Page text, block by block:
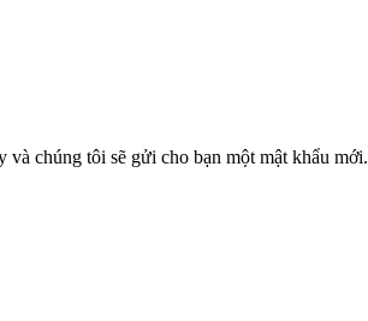
và chúng tôi sẽ gửi cho bạn một mật khẩu mới.